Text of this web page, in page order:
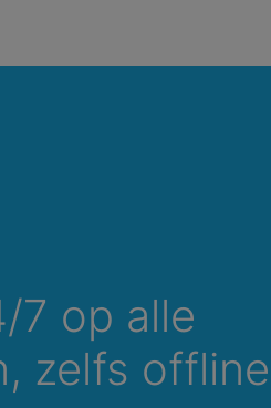
7 op alle
zelfs offline